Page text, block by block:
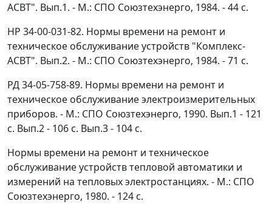
АСВТ". Вып.1. - М.: СПО Союзтехэнерго, 1984. - 44 с.
HP 34-00-031-82. Нормы времени на ремонт и
техническое обслуживание устройств "Комплекс-
АСВТ". Вып.2. - М.: СПО Союзтехэнерго, 1984. - 71 с.
РД 34-05-758-89. Нормы времени на ремонт и
техническое обслуживание электроизмерительных
приборов. - М.: СПО Союзтехэнерго, 1990. Вып.1 - 121
с. Вып.2 - 106 с. Вып.3 - 104 с.
Нормы времени на ремонт и техническое
обслуживание устройств тепловой автоматики и
измерений на тепловых электростанциях. - М.: СПО
Союзтехэнерго, 1980. - 124 с.